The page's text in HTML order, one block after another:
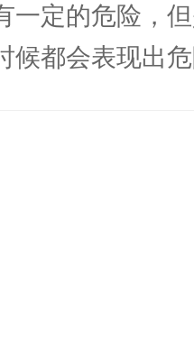
定的危险，但
候都会表现出